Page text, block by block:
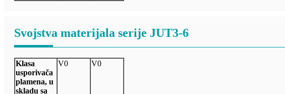
Svojstva materijala serije JUT3-6
Klasa
usporivača
plamena, u
skladu sa
V0 V0